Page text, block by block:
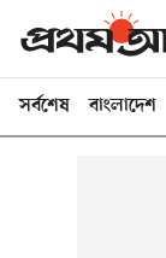
সর্বশেষ বাংলাদেশ